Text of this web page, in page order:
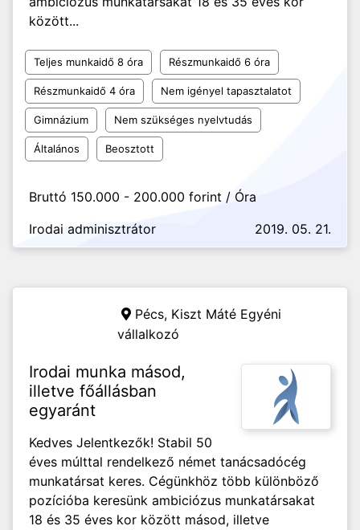
között...
Teljes munkaidő 8 óra Részmunkaidő 6 óra
Részmunkaidő 4 óra Nem igényel tapasztalatot
Gimnázium Nem szükséges nyelvtudás
Általános Beosztott
Bruttó 150.000 - 200.000 forint / Óra
Irodai adminisztrátor
2019. 05. 21.
Pécs, Kiszt Máté Egyéni
vállalkozó
Irodai munka másod,
illetve főállásban
egyaránt
Kedves Jelentkezők! Stabil 50
éves múlttal rendelkező német tanácsadócég
munkatársat keres. Cégünkhöz több különböző
pozícióba keresünk ambiciózus munkatársakat
18 és 35 éves kor között másod, illetve